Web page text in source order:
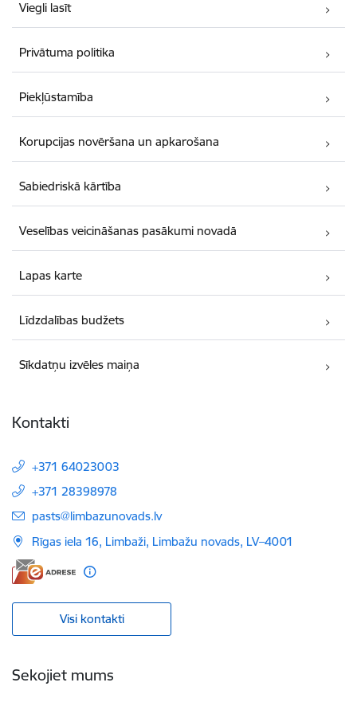
Viegli lasīt
Privātuma politika
Piekļūstamība
Korupcijas novēršana un apkarošana
Sabiedriskā kārtība
Veselības veicināšanas pasākumi novadā
Lapas karte
Līdzdalības budžets
Sīkdatņu izvēles maiņa
Kontakti
+371 64023003
+371 28398978
E-pasts:
pasts@limbazunovads.lv
Rīgas iela 16, Limbaži, Limbažu novads, LV–4001
Visi kontakti
Sekojiet mums